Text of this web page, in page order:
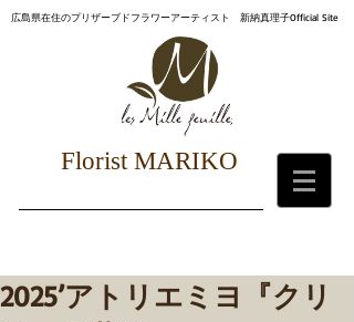
Florist MARIKO
広島県在住のプリザーブドフラワーアーティスト 新納真理子Official Site
2025’アトリエミヨ『クリ